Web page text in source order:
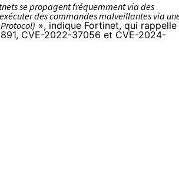
se propagent fréquemment via des
des commandes malveillantes via
», indique Fortinet, qui rappelle
CVE-2022-37056 et CVE-2024-